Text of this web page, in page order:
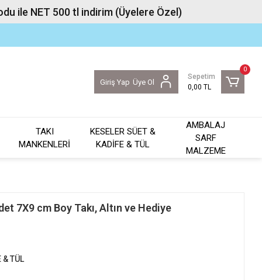
ile NET 500 tl indirim (Üyelere Özel)
Giriş Yap Üye Ol
0
Sepetim
0,00 TL
TAKI
MANKENLERİ
KESELER SÜET &
KADİFE & TÜL
AMBALAJ
SARF
MALZEME
7X9 cm Boy Takı, Altın ve Hediye
& TÜL